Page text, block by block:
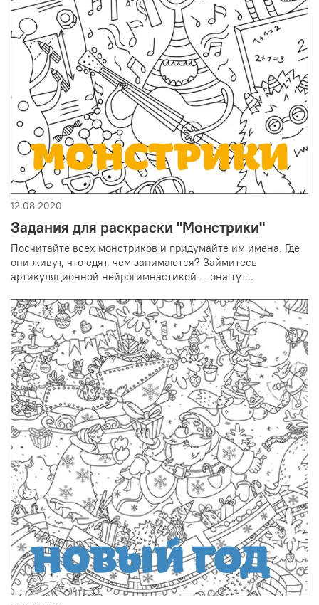
12.08.2020
Задания для раскраски "Монстрики"
Посчитайте всех монстриков и придумайте им имена. Где
они живут, что едят, чем занимаются? Займитесь
артикуляционной нейрогимнастикой — она тут...